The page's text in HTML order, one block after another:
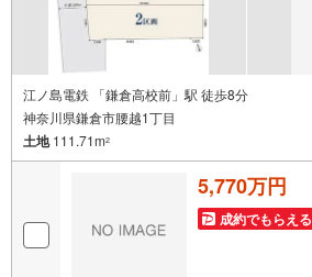
江ノ島電鉄 「鎌倉高校前」駅 徒歩8分
神奈川県鎌倉市腰越1丁目
土地111.71m2
5,770万円
成約でもらえる